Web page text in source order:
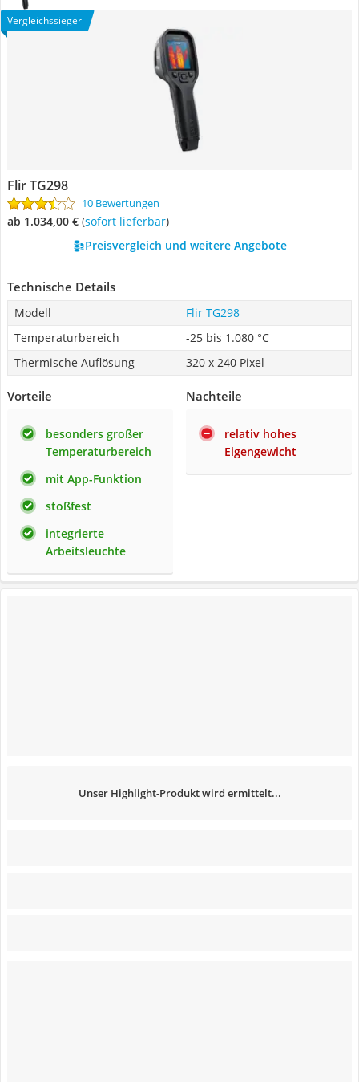
Vergleichssieger
Flir TG298
10 Bewertungen
ab 1.034,00 € ( Sofort lieferbar)
Preisvergleich und weitere Angebote
Technische Details
Modell
Flir TG298
Temperaturbereich
-25 bis 1.080 °C
Thermische Auflösung
320 x 240 Pixel
Vorteile
besonders großer
Temperaturbereich
mit App-Funktion
stoßfest
integrierte
Arbeitsleuchte
Nachteile
relativ hohes
Eigengewicht
Unser Highlight-Produkt wird ermittelt...